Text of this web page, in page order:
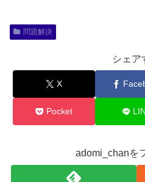
問題解決
シェア
X
Pocket
adomi_chanを